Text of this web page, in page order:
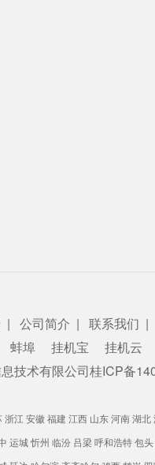
| 公司简介 | 联系我们 |
蚌埠
挂机宝 挂机云
技术有限公司桂ICP备
浙江 安徽福建 江西 山东河南湖北
运城 忻州 临汾 吕梁 呼和浩特包头